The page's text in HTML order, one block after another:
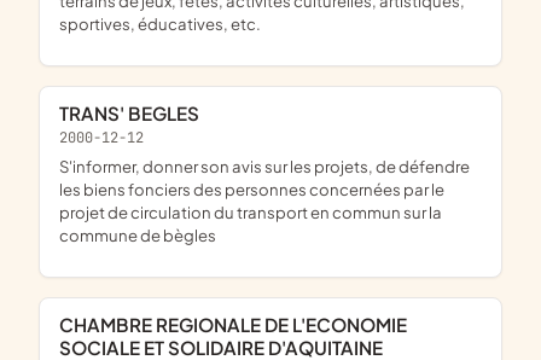
sportives, éducatives, etc.
TRANS' BEGLES
2000-12-12
s'informer, donner son avis sur les projets, de défendre
les biens fonciers des personnes concernées par le
projet de circulation du transport en commun sur la
commune de bègles
CHAMBRE REGIONALE DE L'ECONOMIE
SOCIALE ET SOLIDAIRE D'AQUITAINE